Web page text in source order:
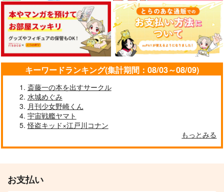
何やってんだか。
じぇーらぼ
ダンデ×キバナ
同人と育児と仕事とき
虫マニア7
TeamRABI
3,144円（税込）
キーワードランキング(集計期間：08/03～08/09)
斎藤一の本を出すサークル
水城めぐみ
月刊少女野崎くん
宇宙戦艦ヤマト
怪盗キッド×江戸川コナン
もっとみる
お支払い